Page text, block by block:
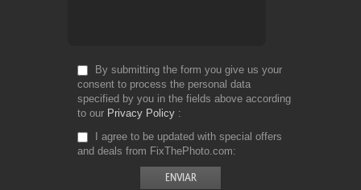
By submitting the form you give us your
consent to process the personal data
specified by you in the fields above according
to our Privacy Policy
I agree to be updated with special offers
and deals from FixThePhoto.com